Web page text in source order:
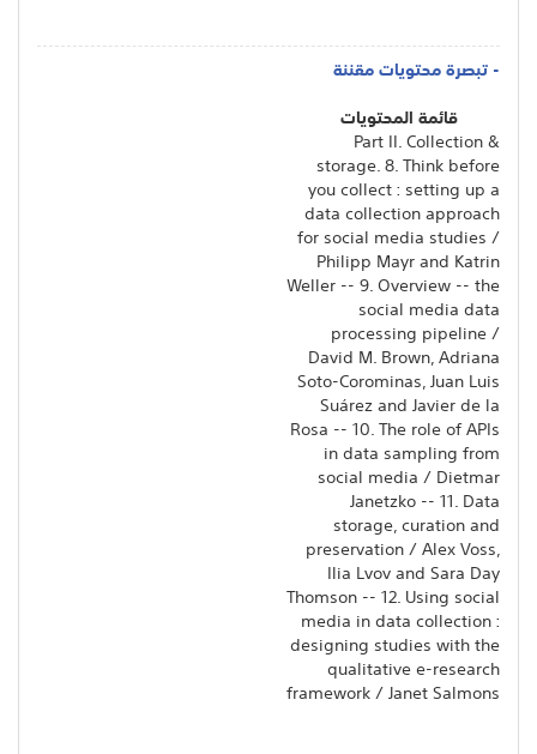
- تبصرة محتويات مقننة
قائمة المحتويات
Part II. Collection &
storage. 8. Think before
you collect : setting up a
data collection approach
for social media studies /
Philipp Mayr and Katrin
Weller -- 9. Overview -- the
social media data
processing pipeline /
David M. Brown, Adriana
Soto-Corominas, Juan Luis
Suárez and Javier de la
Rosa -- 10. The role of APIs
in data sampling from
social media / Dietmar
Janetzko -- 11. Data
storage, curation and
preservation / Alex Voss,
Ilia Lvov and Sara Day
Thomson -- 12. Using social
media in data collection :
designing studies with the
qualitative e-research
framework / Janet Salmons